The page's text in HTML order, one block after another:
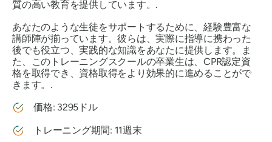
質の高い教育を提供しています。.
あなたのような生徒をサポートするために、経験豊富な
講師陣が揃っています。彼らは、実際に指導に携わった
後でも役立つ、実践的な知識をあなたに提供します。ま
た、このトレーニングスクールの卒業生は、CPR認定資
格を取得でき、資格取得をより効果的に進めることがで
きます。.
価格: 3295ドル
トレーニング期間: 11週末